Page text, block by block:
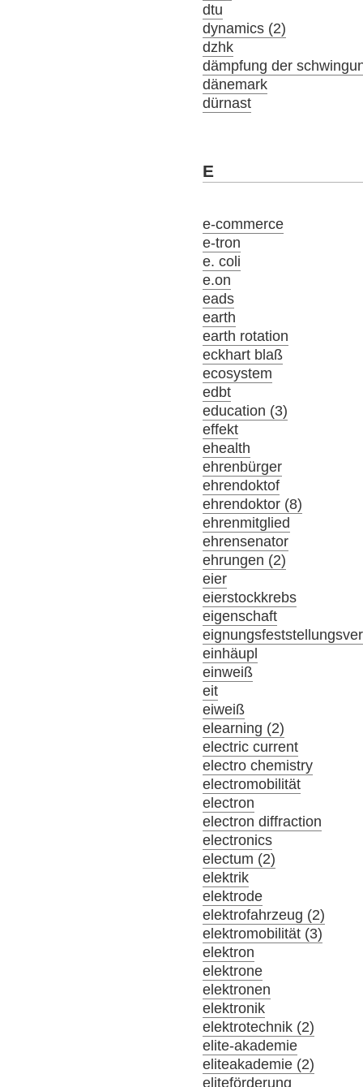
dtu
dynamics (2)
dzhk
dämpfung der
dänemark
dürnast
E
e-commerce
e-tron
e. coli
e.on
eads
earth
earth rotation
eckhart blaß
ecosystem
edbt
education (3)
effekt
ehealth
ehrenbürger
ehrendoktof
ehrendoktor (8)
ehrenmitglied
ehrensenator
ehrungen (2)
eier
eierstockkrebs
eigenschaft
einhäupl
einweiß
eit
eiweiß
elearning (2)
electric current
electro chemistry
electromobilität
electron
electron diffraction
electronics
electum (2)
elektrik
elektrode
elektrofahrzeug (2)
elektromobilität (3)
elektron
elektrone
elektronen
elektronik
elektrotechnik (2)
elite-akademie
eliteakademie (2)
eliteförderung